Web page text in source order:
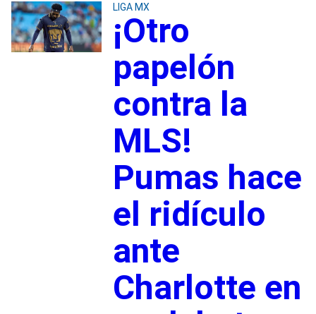
LIGA MX
¡Otro
papelón
contra la
MLS!
Pumas hace
el ridículo
ante
Charlotte en